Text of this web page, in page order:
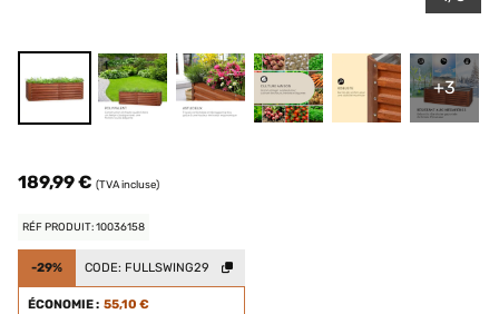
+3
189,99 € (TVA incluse)
RÉF PRODUIT: 10036158
-29% CODE: FULLSWING29
ÉCONOMIE : 55,10 €